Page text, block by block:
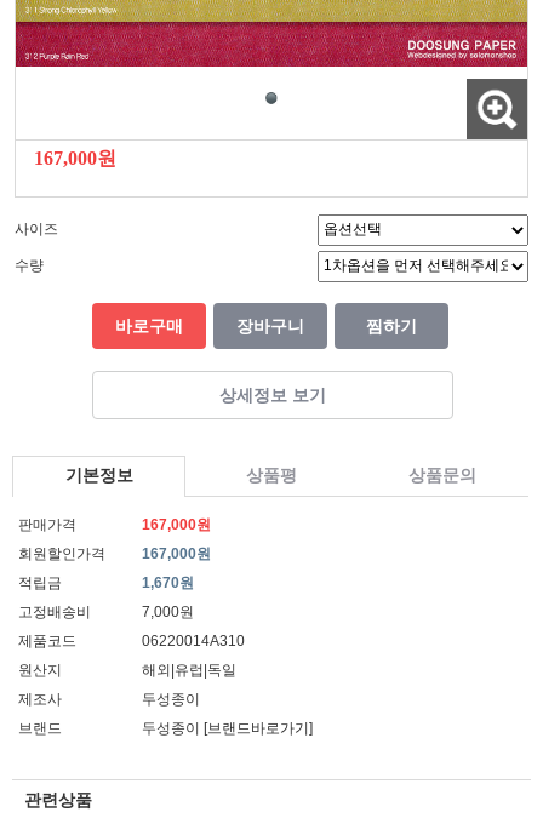
167,000원
사이즈
수량
바로구매 장바구니 찜하기
상세정보 보기
기본정보 상품평 상품문의
판매가격
167,000원
회원할인가격
167,000원
적립금
1,670원
고정배송비
7,000원
제품코드
06220014A310
원산지
해외|유럽|독일
제조사
두성종이
브랜드
두성종이 [브랜드바로가기]
관련상품